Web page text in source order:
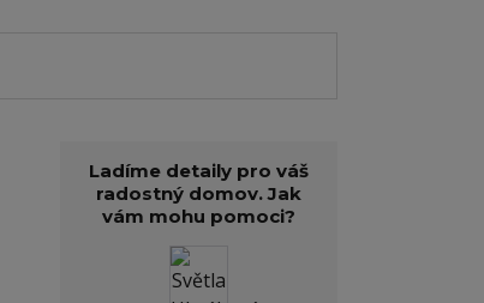
Ladíme detaily pro váš
radostný domov. Jak
vám mohu pomoci?